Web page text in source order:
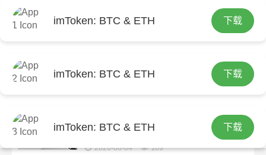
imToken: BTC & ETH 下载
imToken: BTC & ETH 下载
imToken: BTC & ETH 下载
首页
的价值和使用方法
华物数字货币是什么？华物数字货币真
假辨别与投资指南
2026-08-04 109